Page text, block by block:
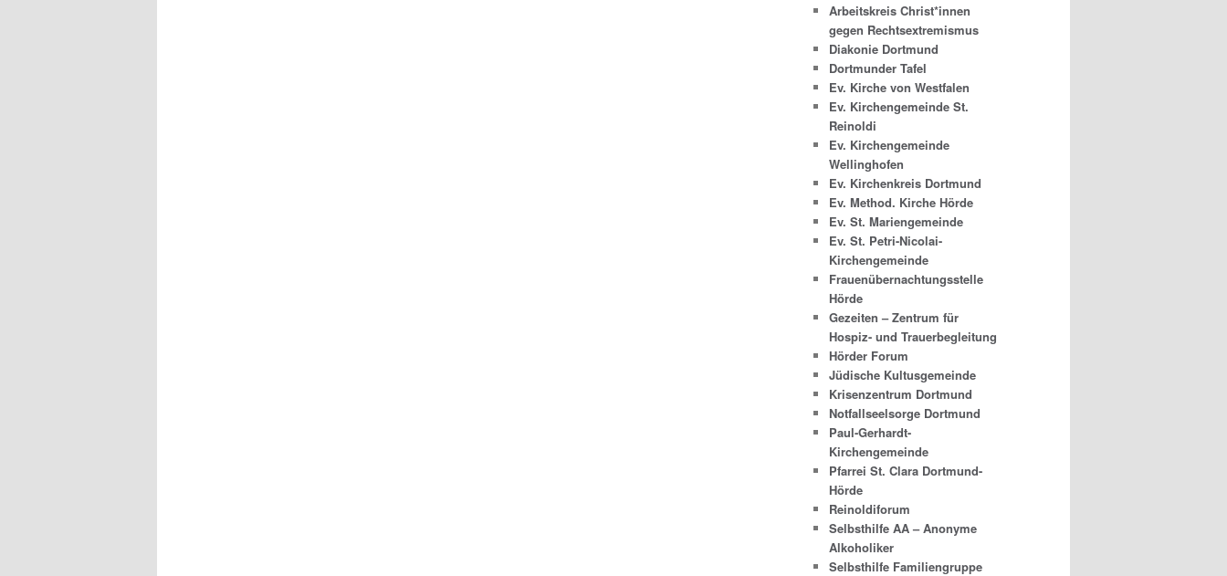
Arbeitskreis Christ*innen
gegen Rechtsextremismus
Diakonie Dortmund
Dortmunder Tafel
Ev. Kirche von Westfalen
Ev. Kirchengemeinde St.
Reinoldi
Ev. Kirchengemeinde
Wellinghofen
Ev. Kirchenkreis Dortmund
Ev. Method. Kirche Hörde
Ev. St. Mariengemeinde
Ev. St. Petri-Nicolai-
Kirchengemeinde
Frauenübernachtungsstelle
Hörde
Gezeiten – Zentrum für
Hospiz- und Trauerbegleitung
Hörder Forum
Jüdische Kultusgemeinde
Krisenzentrum Dortmund
Notfallseelsorge Dortmund
Paul-Gerhardt-
Kirchengemeinde
Pfarrei St. Clara Dortmund-
Hörde
Reinoldiforum
Selbsthilfe AA – Anonyme
Alkoholiker
Selbsthilfe Familiengruppe